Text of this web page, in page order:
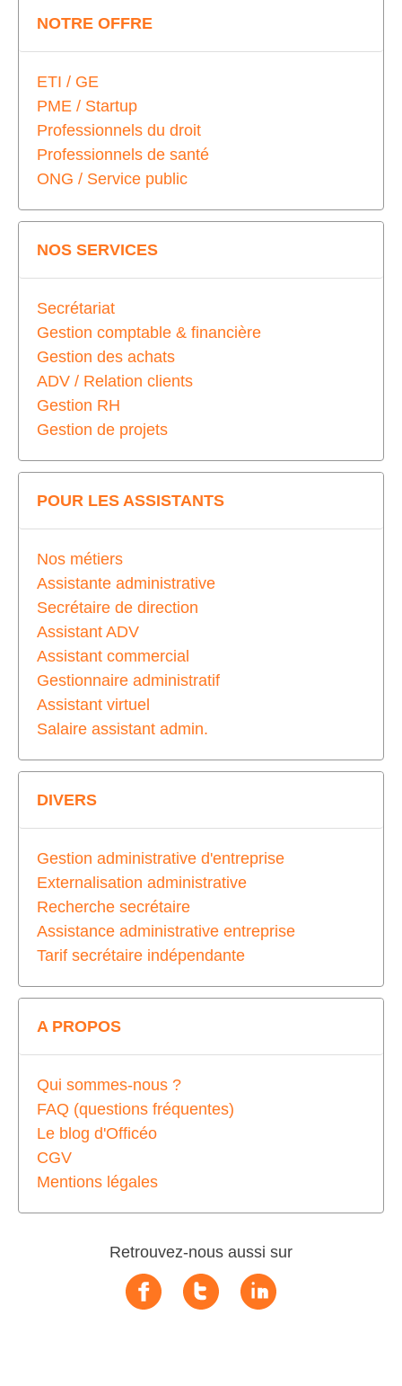
NOTRE OFFRE
ETI / GE
PME / Startup
Professionnels du droit
Professionnels de santé
ONG / Service public
NOS SERVICES
Secrétariat
Gestion comptable & financière
Gestion des achats
ADV / Relation clients
Gestion RH
Gestion de projets
POUR LES ASSISTANTS
Nos métiers
Assistante administrative
Secrétaire de direction
Assistant ADV
Assistant commercial
Gestionnaire administratif
Assistant virtuel
Salaire assistant admin.
DIVERS
Gestion administrative d'entreprise
Externalisation administrative
Recherche secrétaire
Assistance administrative entreprise
Tarif secrétaire indépendante
A PROPOS
Qui sommes-nous ?
FAQ (questions fréquentes)
Le blog d'Officéo
CGV
Mentions légales
Retrouvez-nous aussi sur